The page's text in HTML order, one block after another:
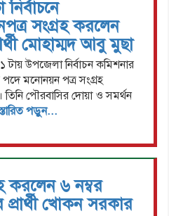
সংগ্রহ করলেন
মোহাম্মদ আবু মুছা
উপজেলা নির্বাচন কমিশনার
মনোনয়ন পত্র সংগ্রহ
পৌরবাসির দোয়া ও সমর্থন
পড়ুন...
করলেন ৬ নম্বর
প্রার্থী খোকন সরকার